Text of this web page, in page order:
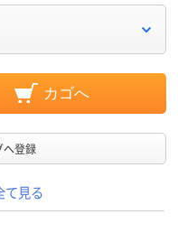
カゴへ
へ登録
て見る